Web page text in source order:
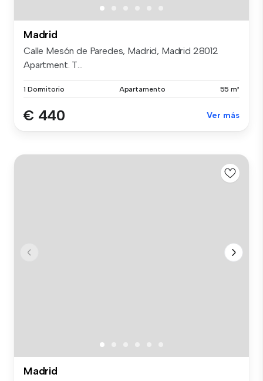
Madrid
Calle Mesón de Paredes, Madrid, Madrid 28012
Apartment. T...
1 Dormitorio Apartamento 55 m²
€ 440 Ver más
Madrid